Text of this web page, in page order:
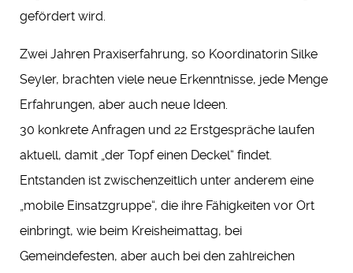
gefördert wird.
Zwei Jahren Praxiserfahrung, so Koordinatorin Silke
Seyler, brachten viele neue Erkenntnisse, jede Menge
Erfahrungen, aber auch neue Ideen.
30 konkrete Anfragen und 22 Erstgespräche laufen
aktuell, damit „der Topf einen Deckel“ findet.
Entstanden ist zwischenzeitlich unter anderem eine
„mobile Einsatzgruppe“, die ihre Fähigkeiten vor Ort
einbringt, wie beim Kreisheimattag, bei
Gemeindefesten, aber auch bei den zahlreichen